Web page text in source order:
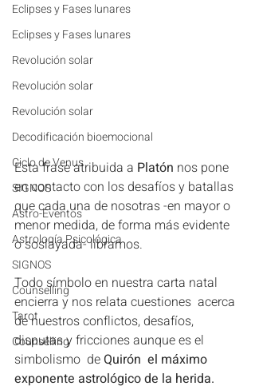
Eclipses y Fases lunares
Eclipses y Fases lunares
Revolución solar
Revolución solar
Revolución solar
Decodificación bioemocional
Ciclo de Venus
SIGNOS
Astro-Eventos
Astrología Psicológica
SIGNOS
Counselling
Tarot
Counselling
Esta frase atribuida a Platón nos pone
en contacto con los desafíos y batallas
que cada una de nosotras -en mayor o
menor medida, de forma más evidente
o soslayada- libramos.
Todo símbolo en nuestra carta natal
encierra y nos relata cuestiones  acerca
de nuestros conflictos, desafíos,
disputas y fricciones aunque es el
simbolismo  de Quirón  el máximo
exponente astrológico de la herida.